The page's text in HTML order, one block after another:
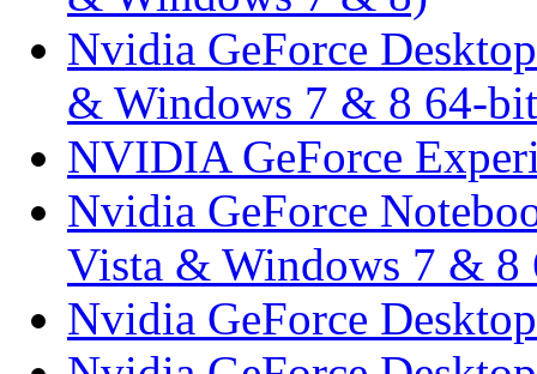
Nvidia GeForce
& Windows 7 & 8 64-
NVIDIA GeForce
Nvidia GeForce
Vista & Windows 7 & 8
Nvidia GeForce